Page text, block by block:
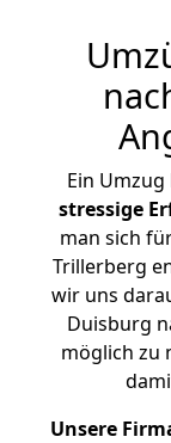
Ein
stressige
man sich
Trillerberg
wir uns
Duisburg
möglich zu
Unsere